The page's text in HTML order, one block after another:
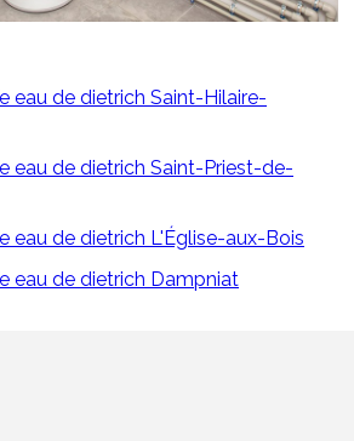
eau de dietrich Saint-Hilaire-
eau de dietrich Saint-Priest-de-
eau de dietrich L'Église-aux-Bois
eau de dietrich Dampniat